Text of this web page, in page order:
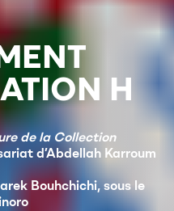
H
de la Collection
d’Abdellah Karroum
Bouhchichi, sous le